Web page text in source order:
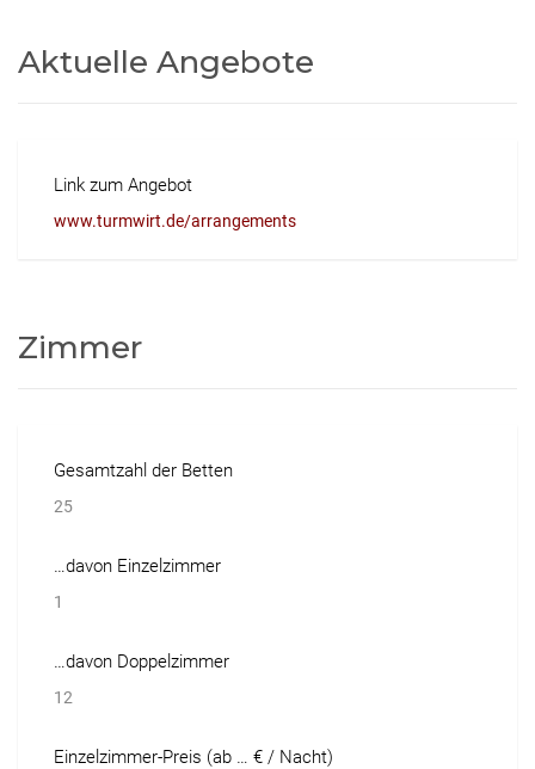
Aktuelle Angebote
Link zum Angebot
www.turmwirt.de/arrangements
Zimmer
Gesamtzahl der Betten
25
…davon Einzelzimmer
1
…davon Doppelzimmer
12
Einzelzimmer-Preis (ab … € / Nacht)